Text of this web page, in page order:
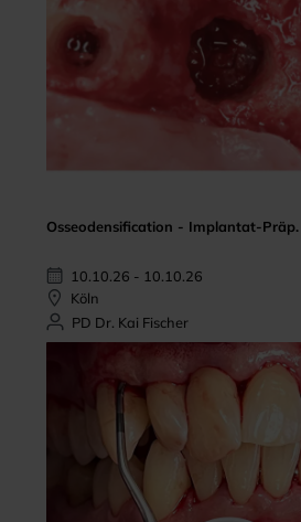
Osseodensification - Implantat-
10.10.26 - 10.10.26
Köln
PD Dr. Kai Fischer